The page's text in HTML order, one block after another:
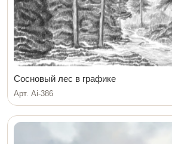
Сосновый лес в графике
Арт. Ai-386